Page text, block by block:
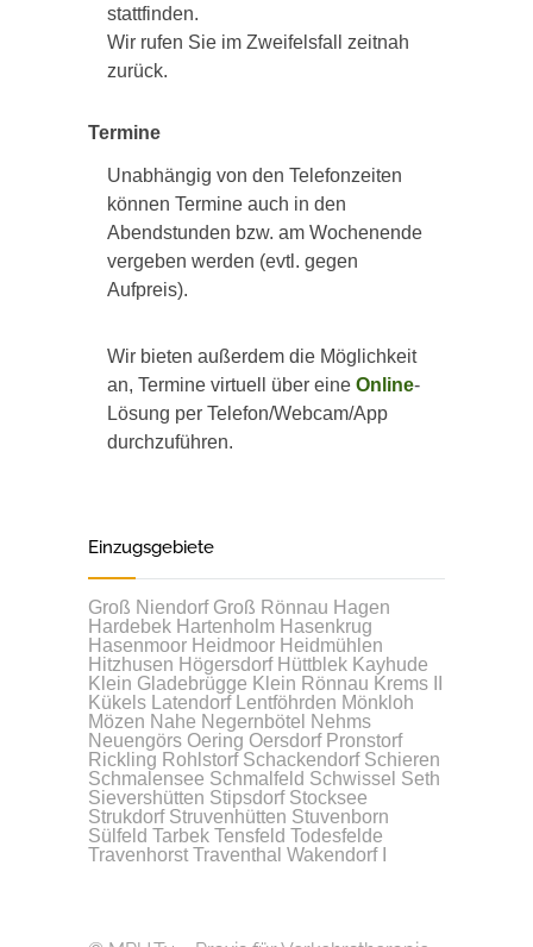
stattfinden.
Wir rufen Sie im Zweifelsfall zeitnah
zurück.
Termine
Unabhängig von den Telefonzeiten
können Termine auch in den
Abendstunden bzw. am Wochenende
vergeben werden (evtl. gegen
Aufpreis).
Wir bieten außerdem die Möglichkeit
an, Termine virtuell über eine Online-
Lösung per Telefon/Webcam/App
durchzuführen.
Einzugsgebiete
Groß Niendorf Groß Rönnau Hagen
Hardebek Hartenholm Hasenkrug
Hasenmoor Heidmoor Heidmühlen
Hitzhusen Högersdorf Hüttblek Kayhude
Klein Gladebrügge Klein Rönnau Krems II
Kükels
Latendorf Lentföhrden Mönkloh
Mözen Nahe Negernbötel
Nehms
Neuengörs Oering Oersdorf Pronstorf
Rickling Rohlstorf Schackendorf Schieren
Schmalensee Schmalfeld Schwissel Seth
Sievershütten Stipsdorf Stocksee
Strukdorf Struvenhütten Stuvenborn
Sülfeld Tarbek Tensfeld Todesfelde
Travenhorst Traventhal Wakendorf I